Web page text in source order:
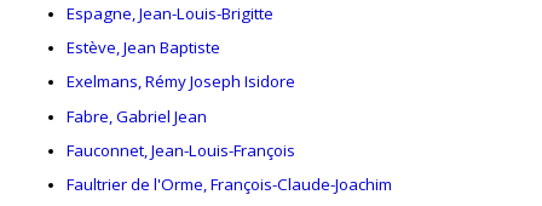
Espagne, Jean-Louis-Brigitte
Estève, Jean Baptiste
Exelmans, Rémy Joseph Isidore
Fabre, Gabriel Jean
Fauconnet, Jean-Louis-François
Faultrier de l'Orme, François-Claude-Joachim